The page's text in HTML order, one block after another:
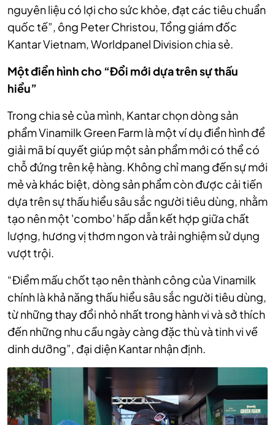
nguyên liệu có lợi cho sức khỏe, đạt các tiêu chuẩn
quốc tế”, ông Peter Christou, Tổng giám đốc
Kantar Vietnam, Worldpanel Division chia sẻ.
Một điển hình cho “Đổi mới dựa trên sự thấu
hiểu”
Trong chia sẻ của mình, Kantar chọn dòng sản
phẩm Vinamilk Green Farm là một ví dụ điển hình để
giải mã bí quyết giúp một sản phẩm mới có thể có
chỗ đứng trên kệ hàng. Không chỉ mang đến sự mới
mẻ và khác biệt, dòng sản phẩm còn được cải tiến
dựa trên sự thấu hiểu sâu sắc người tiêu dùng, nhằm
tạo nên một 'combo' hấp dẫn kết hợp giữa chất
lượng, hương vị thơm ngon và trải nghiệm sử dụng
vượt trội.
“Điểm mấu chốt tạo nên thành công của Vinamilk
chính là khả năng thấu hiểu sâu sắc người tiêu dùng,
từ những thay đổi nhỏ nhất trong hành vi và sở thích
đến những nhu cầu ngày càng đặc thù và tinh vi về
dinh dưỡng”, đại diện Kantar nhận định.